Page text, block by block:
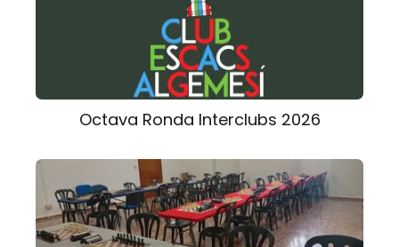
Octava Ronda Interclubs 2026